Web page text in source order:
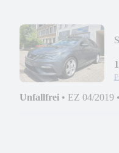
Unfallfrei • EZ 04/2019 •